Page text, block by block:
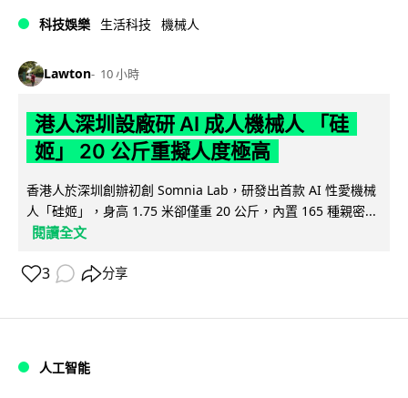
科技娛樂 生活科技 機械人
Lawton 10 小時
港人深圳設廠研 AI 成人機械人 「硅
姬」 20 公斤重擬人度極高
香港人於深圳創辦初創 Somnia Lab，研發出首款 AI 性愛機械
人「硅姬」，身高 1.75 米卻僅重 20 公斤，內置 165 種親密...
閱讀全文
3 分享
人工智能